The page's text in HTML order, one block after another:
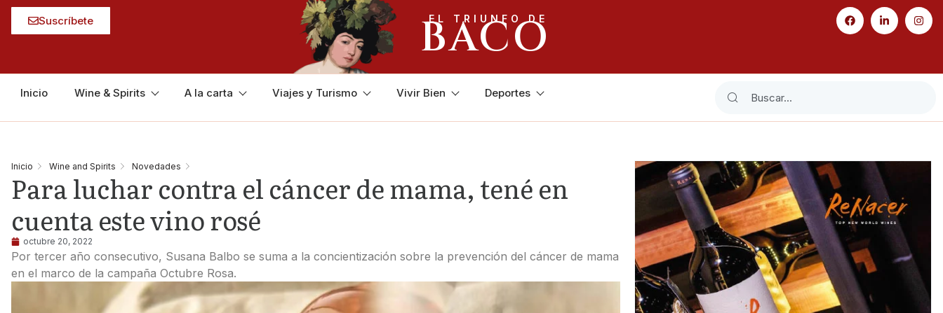
Suscríbete EL TRIUNFO DE
BACO
Inicio Wine & Spirits A la carta Viajes y Turismo Vivir Bien Deportes
Inicio Wine and Spirits Novedades
Para luchar contra el cáncer de mama, tené en
cuenta este vino rosé
octubre 20, 2022
Por tercer año consecutivo, Susana Balbo se suma a la concientización sobre la prevención del cáncer de mama
en el marco de la campaña Octubre Rosa.